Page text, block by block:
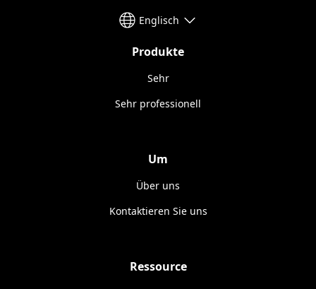
Englisch
Produkte
Sehr
Sehr professionell
Um
Über uns
Kontaktieren Sie uns
Ressource